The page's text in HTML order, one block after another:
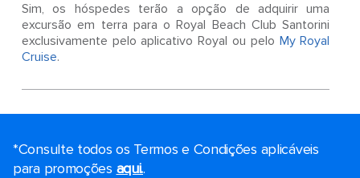
Sim, os hóspedes terão a opção de adquirir uma
excursão em terra para o Royal Beach Club Santorini
exclusivamente pelo aplicativo Royal ou pelo My Royal
Cruise.
*Consulte todos os Termos e Condições aplicáveis ​​
para promoções aqui..